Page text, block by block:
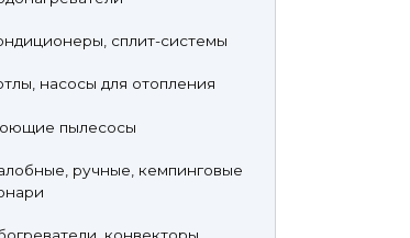
сплит-системы
насосы для отопления
пылесосы
ручные, кемпинговые
конвекторы,